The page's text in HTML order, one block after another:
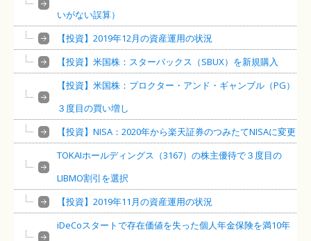
いがない誤算）
【投資】2019年12月の資産運用の状況
【投資】米国株：スターバックス（SBUX）を新規購入
【投資】米国株：プロクター・アンド・ギャンブル（PG）
３度目の買い増し
【投資】NISA：2020年から楽天証券のつみたてNISAに変更
TOKAIホールディングス（3167）の株主優待で３度目の
LIBMO割引を選択
【投資】2019年11月の資産運用の状況
iDeCoスタートで存在価値を失った個人年金保険を満10年